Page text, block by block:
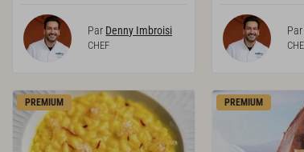
Par Denny Imbroisi
CHEF
Par
PREMIUM PREMIUM